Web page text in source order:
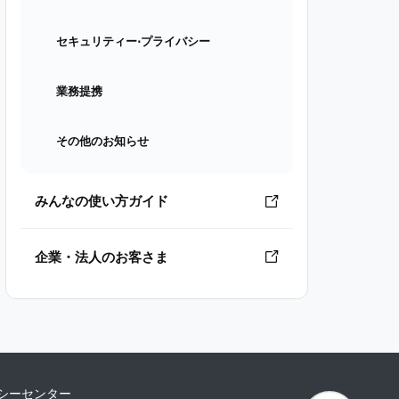
セキュリティー⋅プライバシー
業務提携
その他のお知らせ
みんなの使い方ガイド
企業・法人のお客さま
ーセンター